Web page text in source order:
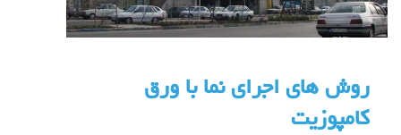
روش های اجرای نما با ورق
کامپوزیت